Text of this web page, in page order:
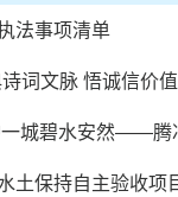
法事项清单
词文脉 悟诚信价
一城碧水安然——腾
土保持自主验收项